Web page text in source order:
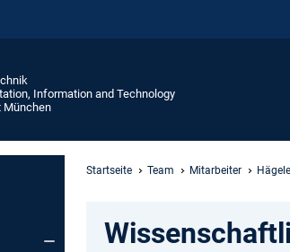
Information and Technology
München
Startseite Team Mitarbeiter